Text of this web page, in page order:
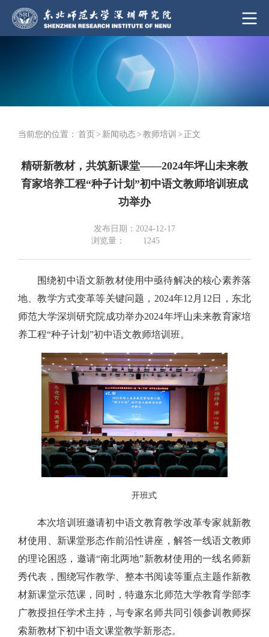
当前您的位置： 首页> 新闻动态> 教师培训 > 正文
精研新教材，共筑新课堂——2024年坪山未来教
育家培养工程“种子计划”初中语文教师培训班成
功举办
发布日期：2024-12-17
浏览量：
1245
围绕初中语文新教材使用中亟待解决的核心素养落
地、教学方式变革等关键问题，2024年12月12日，东北
师范大学深圳研究院成功举办2024年坪山未来教育家培
养工程“种子计划”初中语文教师培训班。
开班式
本次培训班邀请初中语文教育教学改革专家就新教
材使用、新课堂形态作前沿性讲座，解答一线语文教师
的理论困惑，邀请“南北两地”新教材使用的一线名师新
秀代表，围绕写作教学、整本书阅读等重点主题作新教
材新课堂示范课，同时，特邀东北师范大学教育学部李
广教授担任学术主持，与专家名师共同引领参训教师探
索新教材下初中语文课堂教学新形态。